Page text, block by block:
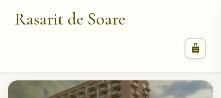
Rasarit de Soare